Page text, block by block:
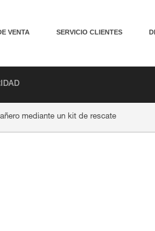
VENTA SERVICIO CLIENTES
mediante un kit de rescate